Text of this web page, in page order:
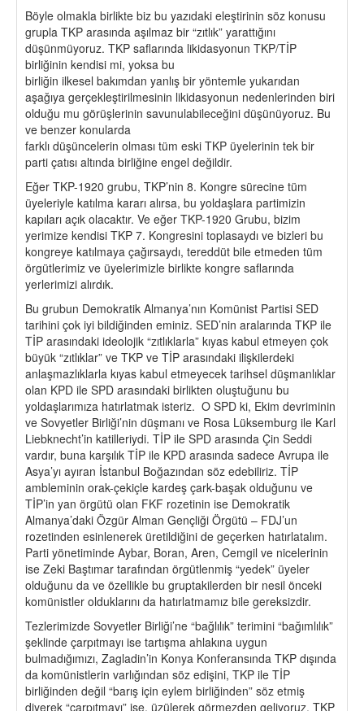
Böyle olmakla birlikte biz bu yazıdaki eleştirinin söz konusu
grupla TKP arasında aşılmaz bir “zıtlık” yarattığını
düşünmüyoruz. TKP saflarında likidasyonun TKP/TİP
birliğinin kendisi mi, yoksa bu
birliğin ilkesel bakımdan yanlış bir yöntemle yukarıdan
aşağıya gerçekleştirilmesinin likidasyonun nedenlerinden biri
olduğu mu görüşlerinin savunulabileceğini düşünüyoruz. Bu
ve benzer konularda
farklı düşüncelerin olması tüm eski TKP üyelerinin tek bir
parti çatısı altında birliğine engel değildir.
Eğer TKP-1920 grubu, TKP’nin 8. Kongre sürecine tüm
üyeleriyle katılma kararı alırsa, bu yoldaşlara partimizin
kapıları açık olacaktır. Ve eğer TKP-1920 Grubu, bizim
yerimize kendisi TKP 7. Kongresini toplasaydı ve bizleri bu
kongreye katılmaya çağırsaydı, tereddüt bile etmeden tüm
örgütlerimiz ve üyelerimizle birlikte kongre saflarında
yerlerimizi alırdık.
Bu grubun Demokratik Almanya’nın Komünist Partisi SED
tarihini çok iyi bildiğinden eminiz. SED’nin aralarında TKP ile
TİP arasındaki ideolojik “zıtlıklarla” kıyas kabul etmeyen çok
büyük “zıtlıklar” ve TKP ve TİP arasındaki ilişkilerdeki
anlaşmazlıklarla kıyas kabul etmeyecek tarihsel düşmanlıklar
olan KPD ile SPD arasındaki birlikten oluştuğunu bu
yoldaşlarımıza hatırlatmak isteriz. O SPD ki, Ekim devriminin
ve Sovyetler Birliği’nin düşmanı ve Rosa Lüksemburg ile Karl
Liebknecht’in katilleriydi. TİP ile SPD arasında Çin Seddi
vardır, buna karşılık TİP ile KPD arasında sadece Avrupa ile
Asya’yı ayıran İstanbul Boğazından söz edebiliriz. TİP
ambleminin orak-çekiçle kardeş çark-başak olduğunu ve
TİP’in yan örgütü olan FKF rozetinin ise Demokratik
Almanya’daki Özgür Alman Gençliği Örgütü – FDJ’un
rozetinden esinlenerek üretildiğini de geçerken hatırlatalım.
Parti yönetiminde Aybar, Boran, Aren, Cemgil ve nicelerinin
ise Zeki Baştımar tarafından örgütlenmiş “yedek” üyeler
olduğunu da ve özellikle bu gruptakilerden bir nesil önceki
komünistler olduklarını da hatırlatmamız bile gereksizdir.
Tezlerimizde Sovyetler Birliği’ne “bağlılık” terimini “bağımlılık”
şeklinde çarpıtmayı ise tartışma ahlakına uygun
bulmadığımızı, Zagladin’in Konya Konferansında TKP dışında
da komünistlerin varlığından söz edişini, TKP ile TİP
birliğinden değil “barış için eylem birliğinden” söz etmiş
diyerek “çarpıtmayı” ise, üzülerek görmezden geliyoruz. TKP